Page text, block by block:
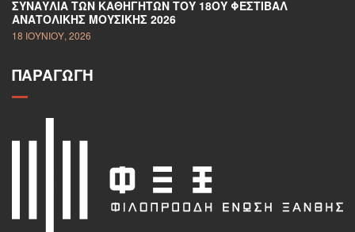
ΣΥΝΑΥΛΊΑ ΤΩΝ ΚΑΘΗΓΗΤΏΝ ΤΟΥ 18ΟΥ ΦΕΣΤΙΒΆΛ
ΑΝΑΤΟΛΙΚΉΣ ΜΟΥΣΙΚΉΣ 2026
18 ΙΟΥΝΊΟΥ, 2026
ΠΑΡΑΓΩΓΉ